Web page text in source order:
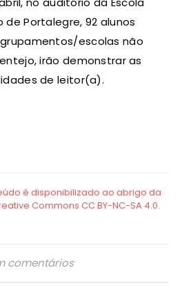
de Portalegre, 92 alunos
escolas não
irão demonstrar as
de leitor(a)​.
comentários